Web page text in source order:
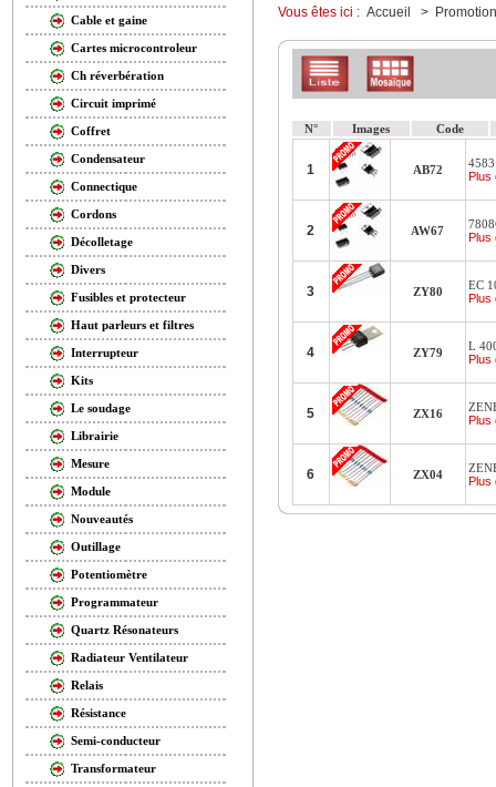
Cable et gaine
Cartes microcontroleur
Ch réverbération
Circuit imprimé
Coffret
Condensateur
Connectique
Cordons
Décolletage
Divers
Fusibles et protecteur
Haut parleurs et filtres
Interrupteur
Kits
Le soudage
Librairie
Mesure
Module
Nouveautés
Outillage
Potentiomètre
Programmateur
Quartz Résonateurs
Radiateur Ventilateur
Relais
Résistance
Semi-conducteur
Transformateur
Vous êtes ici : Accueil >
N° Images Code
1 AB72
Plus
2 AW67
Plus
3 ZY80
EC
Plus
4 ZY79
L
Plus
5 ZX16
Plus
6 ZX04
Plus